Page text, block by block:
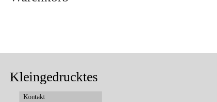
Kleingedrucktes
Kontakt